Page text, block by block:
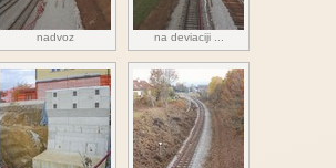
nadvoz na deviaciji ...